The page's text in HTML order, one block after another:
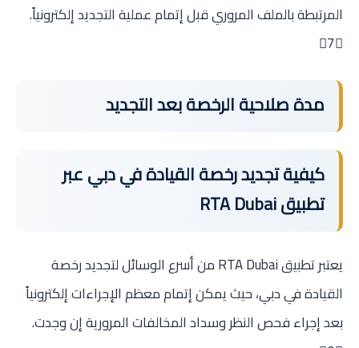
المرتبطة بالملف المروري قبل إتمام عملية التجديد إلكترونياً.
7
مدة صلاحية الرخصة بعد التجديد
كيفية تجديد رخصة القيادة في دبي عبر
تطبيق RTA Dubai
يعتبر تطبيق RTA Dubai من أسرع الوسائل لتجديد رخصة
القيادة في دبي، حيث يمكن إتمام معظم الإجراءات إلكترونياً
بعد إجراء فحص النظر وسداد المخالفات المرورية إن وجدت.